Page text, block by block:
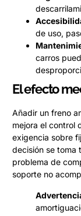
de uso,
carros
El efecto
Añadir un freno
mejora el control
exigencia sobre
decisión se toma
problema de
soporte no